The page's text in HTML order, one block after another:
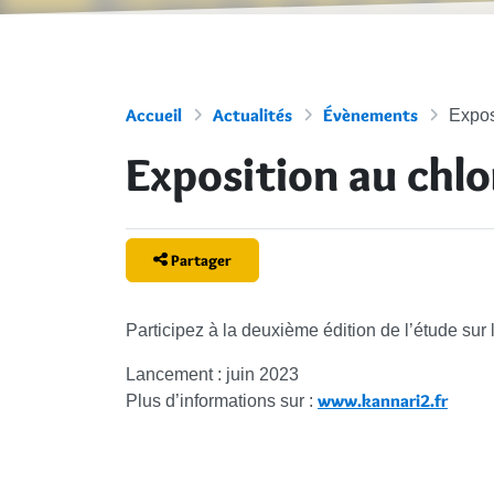
Accueil Actualités Évènements
Exposition au
Partager
Participez à la deuxième édition de l’étude sur
Lancement : juin 2023
Plus d’informations sur : www.kannari2.fr